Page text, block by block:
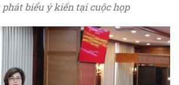
biểu ý kiến tại cuộc họp